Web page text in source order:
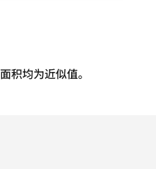
积均为近似值。